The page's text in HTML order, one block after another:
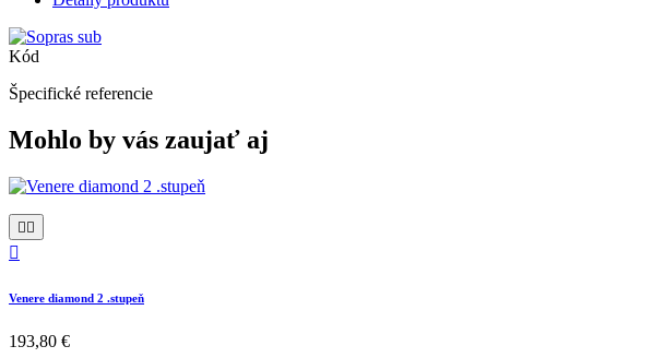
Kód
Špecifické referencie
Mohlo by vás zaujať aj
 

Venere diamond 2 .stupeň
193,80 €